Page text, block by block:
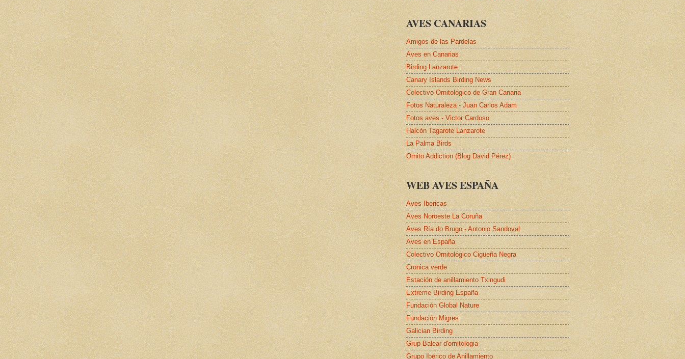
AVES CANARIAS
Amigos de las Pardelas
Aves en Canarias
Birding Lanzarote
Canary Islands Birding News
Colectivo Ornitológico de Gran Canaria
Fotos Naturaleza - Juan Carlos Adam
Fotos aves - Victor Cardoso
Halcón Tagarote Lanzarote
La Palma Birds
Ornito Addiction (Blog David Pérez)
WEB AVES ESPAÑA
Aves Ibericas
Aves Noroeste La Coruña
Aves Ría do Brugo - Antonio Sandoval
Aves en España
Colectivo Ornitológico Cigüeña Negra
Cronica verde
Estación de anillamiento Txingudi
Extreme Birding España
Fundación Global Nature
Fundación Migres
Galician Birding
Grup Balear d'ornitologia
Grupo Ibérico de Anillamiento